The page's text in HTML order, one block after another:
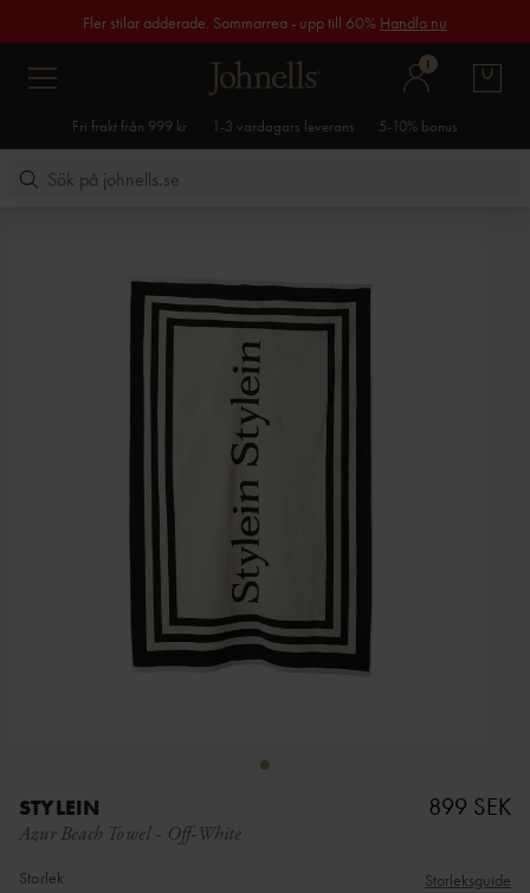
Fler stilar adderade. Sommarrea - upp till 60% Handla nu
1
Fri frakt från 999 kr 1-3 vardagars leverans 5-10% bonus
STYLEIN
Azur Beach Towel - Off-White
899 SEK
Storlek Storleksguide